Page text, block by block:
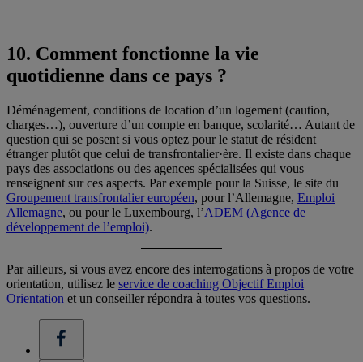
10. Comment fonctionne la vie
quotidienne dans ce pays ?
Déménagement, conditions de location d’un logement (caution,
charges…), ouverture d’un compte en banque, scolarité… Autant de
question qui se posent si vous optez pour le statut de résident
étranger plutôt que celui de transfrontalier·ère. Il existe dans chaque
pays des associations ou des agences spécialisées qui vous
renseignent sur ces aspects. Par exemple pour la Suisse, le site du
Groupement transfrontalier européen, pour l’Allemagne, Emploi
Allemagne, ou pour le Luxembourg, l’ADEM (Agence de
développement de l’emploi).
Par ailleurs, si vous avez encore des interrogations à propos de votre
orientation, utilisez le service de coaching Objectif Emploi
Orientation et un conseiller répondra à toutes vos questions.